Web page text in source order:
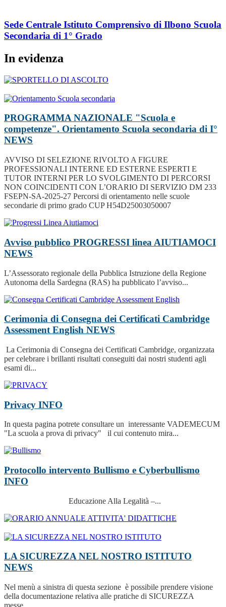
Sede Centrale Istituto Comprensivo di Ilbono Scuola
Secondaria di 1° Grado
In evidenza
PROGRAMMA NAZIONALE "Scuola e
competenze". Orientamento Scuola secondaria di I°
NEWS
AVVISO DI SELEZIONE RIVOLTO A FIGURE
PROFESSIONALI INTERNE ED ESTERNE ESPERTI E
TUTOR INTERNI PER LO SVOLGIMENTO DI PERCORSI
NON COINCIDENTI CON L’ORARIO DI SERVIZIO DM 233
FSEPN-SA-2025-27 Percorsi di orientamento nelle scuole
secondarie di primo grado CUP H54D25003050007
Avviso pubblico PROGRESSI linea AIUTIAMOCI
NEWS
L’Assessorato regionale della Pubblica Istruzione della Regione
Autonoma della Sardegna (RAS) ha pubblicato l’avviso...
Cerimonia di Consegna dei Certificati Cambridge
Assessment English NEWS
La Cerimonia di Consegna dei Certificati Cambridge, organizzata
per celebrare i brillanti risultati conseguiti dai nostri studenti agli
esami di...
Privacy INFO
In questa pagina potrete consultare un interessante VADEMECUM
"La scuola a prova di privacy" il cui contenuto mira...
Protocollo intervento Bullismo e Cyberbullismo
INFO
Educazione Alla Legalità –...
LA SICUREZZA NEL NOSTRO ISTITUTO
NEWS
Nel menù a sinistra di questa sezione è possibile prendere visione
della documentazione relativa alle pratiche di SICUREZZA
messe...